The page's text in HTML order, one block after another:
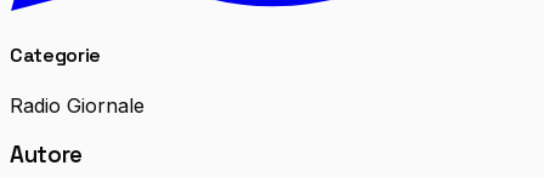
Categorie
Radio Giornale
Autore